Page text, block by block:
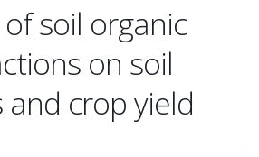
soil organic
on soil
crop yield